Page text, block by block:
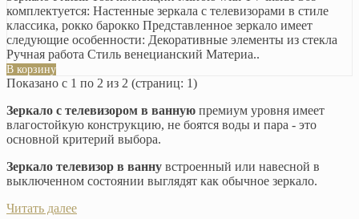
комплектуется: Настенные зеркала с телевизорами в стиле
классика, рокко барокко Представленное зеркало имеет
следующие особенности: Декоративные элементы из стекла
Ручная работа Стиль венецианский Материа..
В корзину
Показано с 1 по 2 из 2 (страниц: 1)
Зеркало с телевизором в ванную премиум уровня имеет
влагостойкую конструкцию, не боятся воды и пара - это
основной критерий выбора.
Зеркало телевизор в ванну встроенный или навесной в
выключенном состоянии выглядят как обычное зеркало.
Читать далее